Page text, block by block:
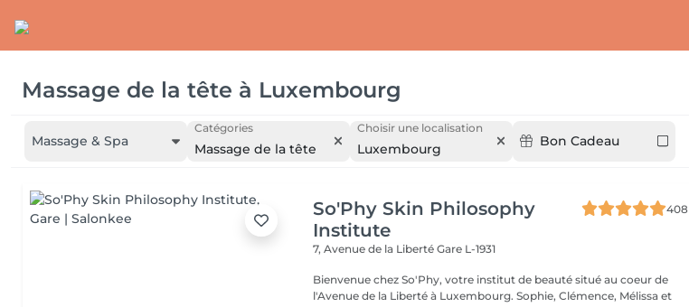
Massage de la tête à Luxembourg
Massage & Spa
Catégories
Massage de la tête
Choisir une localisation
Luxembourg Bon Cadeau
So'Phy Skin Philosophy
Institute
408
7, Avenue de la LibertéGare L-1931
Bienvenue chez So'Phy, votre institut de beauté situé au coeur de
l'Avenue de la Liberté à Luxembourg. Sophie, Clémence, Mélissa et